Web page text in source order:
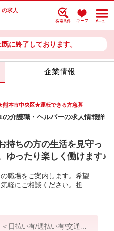
の求人
に終了しております。
企業情報
熊本市中央区★運転できる方急募
介護職・ヘルパーの求人情報詳
持ちの方の生活を見守っ
ゆったり楽しく働けます♪
職場をご案内します。希望
軽にご相談ください。担
日払い有/週払い有/交通費